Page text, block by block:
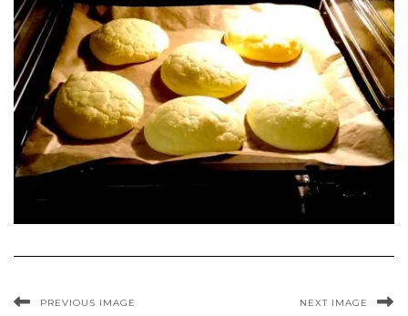
PREVIOUS IMAGE NEXT IMAGE